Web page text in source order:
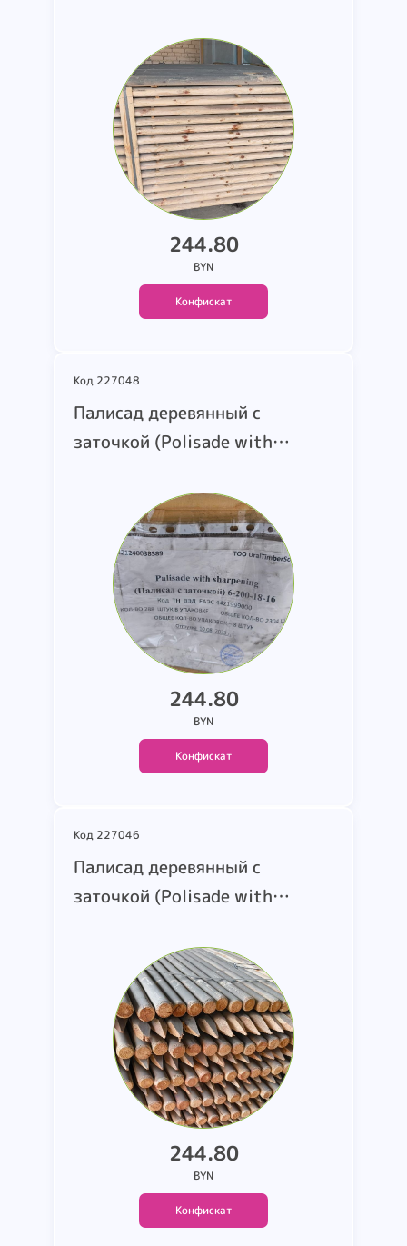
количеством 1134 штук по
позиции. Диаметр 50мм.
длина 2500мм.. Общий вес -
2397 кг. Страна
происхождения - Республика
Казахстан.
244.80
BYN
Конфискат
В корзину
Код 227048
Палисад деревянный с
заточкой (Polisade with
количеством 2304 штуки по
позиции. Диаметр 60мм.
длина 2000мм. Общий вес -
5970 кг. Страна
происхождения - Республика
Казахстан.
244.80
BYN
Конфискат
В корзину
Код 227046
Палисад деревянный с
заточкой (Polisade with
количеством по позиции 756
штук. Диаметр 50мм. длина
2000мм. Общий вес - 1264 кг.
Страна происхождения -
Республика Казахстан.
244.80
BYN
Конфискат